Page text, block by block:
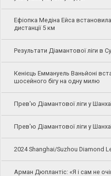
Ефіопка Медіна Ейса
дистанції 5 км
Результати Діамантової ліги в
Кенієць Еммануель Ваньйоні
шосейного бігу на одну милю
Прев'ю Діамантової ліги у
Прев'ю Діамантової ліги у
2024 Shanghai/Suzhou Diamond
Арман Дюплантіс: «Я і сам не